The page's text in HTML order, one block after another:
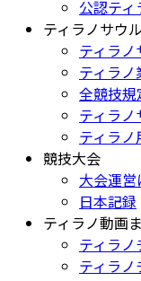
公認ティ
ティラノサウ
ティラ
ティラノ
全競技規
ティラ
ティラノ
競技大会
大会運営
日本記録
ティラノ動画
ティラ
ティラ